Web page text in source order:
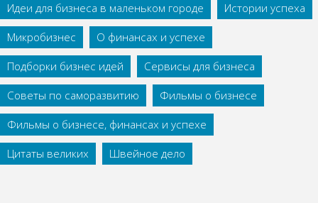
Идеи для бизнеса в маленьком городе
Истории успеха
Микробизнес
О финансах и успехе
Подборки бизнес идей
Сервисы для бизнеса
Советы по саморазвитию
Фильмы о бизнесе
Фильмы о бизнесе, финансах и успехе
Цитаты великих
Швейное дело